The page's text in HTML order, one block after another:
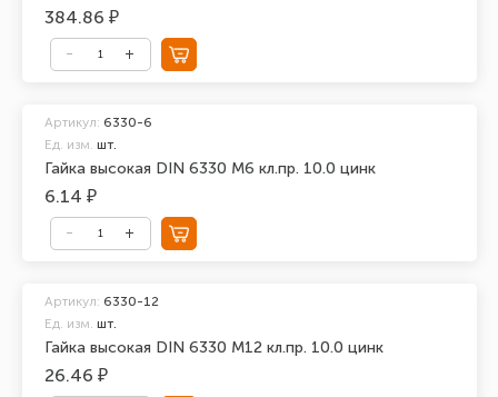
384.86 ₽
Гайка высокая DIN 6330 М6 кл.пр. 10.0 цинк
Артикул: 6330-6
Ед. изм. шт.
6.14 ₽
Гайка высокая DIN 6330 М12 кл.пр. 10.0 цинк
Артикул: 6330-12
Ед. изм. шт.
26.46 ₽